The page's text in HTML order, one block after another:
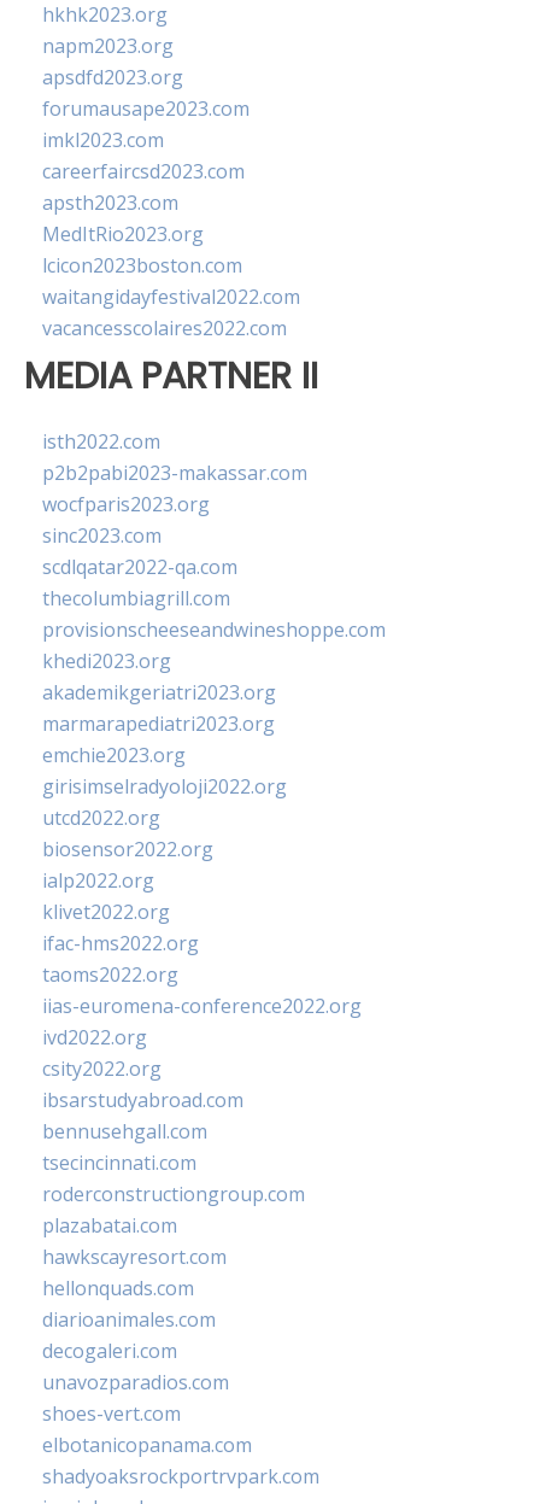
hkhk2023.org
napm2023.org
apsdfd2023.org
forumausape2023.com
imkl2023.com
careerfaircsd2023.com
apsth2023.com
MedItRio2023.org
lcicon2023boston.com
waitangidayfestival2022.com
vacancesscolaires2022.com
MEDIA PARTNER II
isth2022.com
p2b2pabi2023-makassar.com
wocfparis2023.org
sinc2023.com
scdlqatar2022-qa.com
thecolumbiagrill.com
provisionscheeseandwineshoppe.com
khedi2023.org
akademikgeriatri2023.org
marmarapediatri2023.org
emchie2023.org
girisimselradyoloji2022.org
utcd2022.org
biosensor2022.org
ialp2022.org
klivet2022.org
ifac-hms2022.org
taoms2022.org
iias-euromena-conference2022.org
ivd2022.org
csity2022.org
ibsarstudyabroad.com
bennusehgall.com
tsecincinnati.com
roderconstructiongroup.com
plazabatai.com
hawkscayresort.com
hellonquads.com
diarioanimales.com
decogaleri.com
unavozparadios.com
shoes-vert.com
elbotanicopanama.com
shadyoaksrockportrvpark.com